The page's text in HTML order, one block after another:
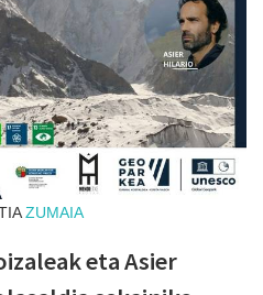
ZUMAIA
eta Asier